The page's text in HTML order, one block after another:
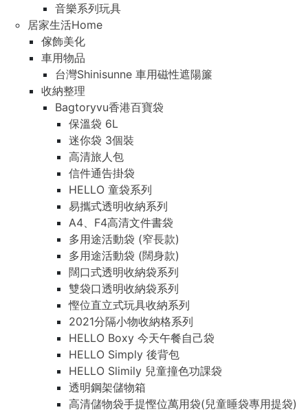
音樂系列玩具
居家生活Home
傢飾美化
車用物品
台灣Shinisunne 車用磁性遮陽簾
收納整理
Bagtoryvu香港百寶袋
保溫袋 6L
迷你袋 3個裝
高清旅人包
信件通告掛袋
HELLO 童袋系列
易攜式透明收納系列
A4、F4高清文件書袋
多用途活動袋 (窄長款)
多用途活動袋 (闊身款)
闊口式透明收納袋系列
雙袋口透明收納袋系列
慳位直立式玩具收納系列
2021分隔小物收納格系列
HELLO Boxy 今天午餐自己袋
HELLO Simply 後背包
HELLO Slimily 兒童撞色功課袋
透明鋼架儲物箱
高清儲物袋手提慳位萬用袋(兒童睡袋專用提袋)